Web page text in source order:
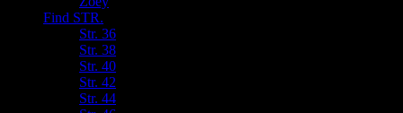
Find STR.
Str. 36
Str. 38
Str. 40
Str. 42
Str. 44